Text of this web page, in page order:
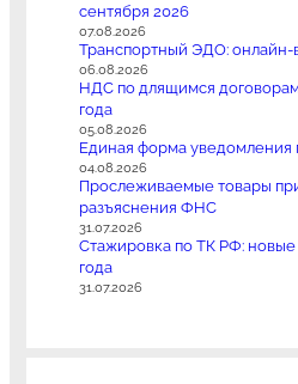
сентября 2026
07.08.2026
Транспортный ЭДО: онлайн-
06.08.2026
НДС по длящимся
года
05.08.2026
Единая форма уведомления
04.08.2026
Прослеживаемые товары
разъяснения ФНС
31.07.2026
Стажировка по ТК РФ: новые
года
31.07.2026